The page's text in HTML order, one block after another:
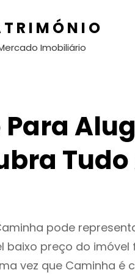
Imobiliário
pode
preço do imóvel
vez que Caminha é